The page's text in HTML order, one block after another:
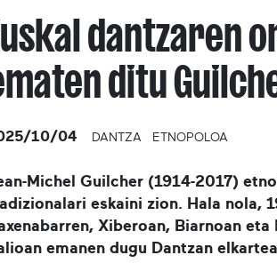
dantzaren
ditu
10/04 DANTZA ETNOPOLOA
Michel Guilcher (1914-2017)
eskaini zion. Hala nola,
Xiberoan, Biarnoan
emanen dugu Dantzan